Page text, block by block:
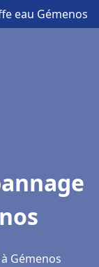
eau Gémenos
Gémenos